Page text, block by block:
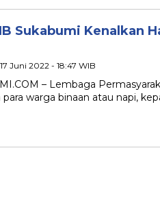
Sukabumi Kenalkan
Juni 2022 - 18:47 WIB
– Lembaga
para warga binaan atau napi,